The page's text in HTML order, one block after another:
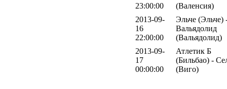
23:00:00
(Валенсия)
2013-09-
16
22:00:00
Эльче (Эльче)
Вальядолид
(Вальядолид)
2013-09-
17
00:00:00
Атлетик Б
(Бильбао) -
(Виго)